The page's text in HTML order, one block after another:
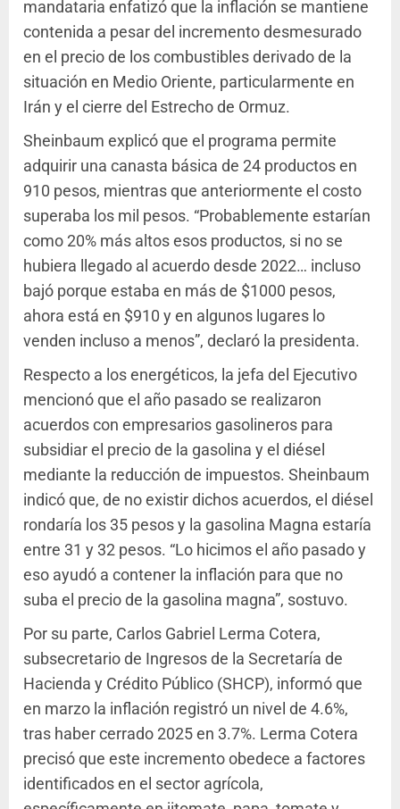
mandataria enfatizó que la inflación se mantiene
contenida a pesar del incremento desmesurado
en el precio de los combustibles derivado de la
situación en Medio Oriente, particularmente en
Irán y el cierre del Estrecho de Ormuz.
Sheinbaum explicó que el programa permite
adquirir una canasta básica de 24 productos en
910 pesos, mientras que anteriormente el costo
superaba los mil pesos. “Probablemente estarían
como 20% más altos esos productos, si no se
hubiera llegado al acuerdo desde 2022… incluso
bajó porque estaba en más de $1000 pesos,
ahora está en $910 y en algunos lugares lo
venden incluso a menos”, declaró la presidenta.
Respecto a los energéticos, la jefa del Ejecutivo
mencionó que el año pasado se realizaron
acuerdos con empresarios gasolineros para
subsidiar el precio de la gasolina y el diésel
mediante la reducción de impuestos. Sheinbaum
indicó que, de no existir dichos acuerdos, el diésel
rondaría los 35 pesos y la gasolina Magna estaría
entre 31 y 32 pesos. “Lo hicimos el año pasado y
eso ayudó a contener la inflación para que no
suba el precio de la gasolina magna”, sostuvo.
Por su parte, Carlos Gabriel Lerma Cotera,
subsecretario de Ingresos de la Secretaría de
Hacienda y Crédito Público (SHCP), informó que
en marzo la inflación registró un nivel de 4.6%,
tras haber cerrado 2025 en 3.7%. Lerma Cotera
precisó que este incremento obedece a factores
identificados en el sector agrícola,